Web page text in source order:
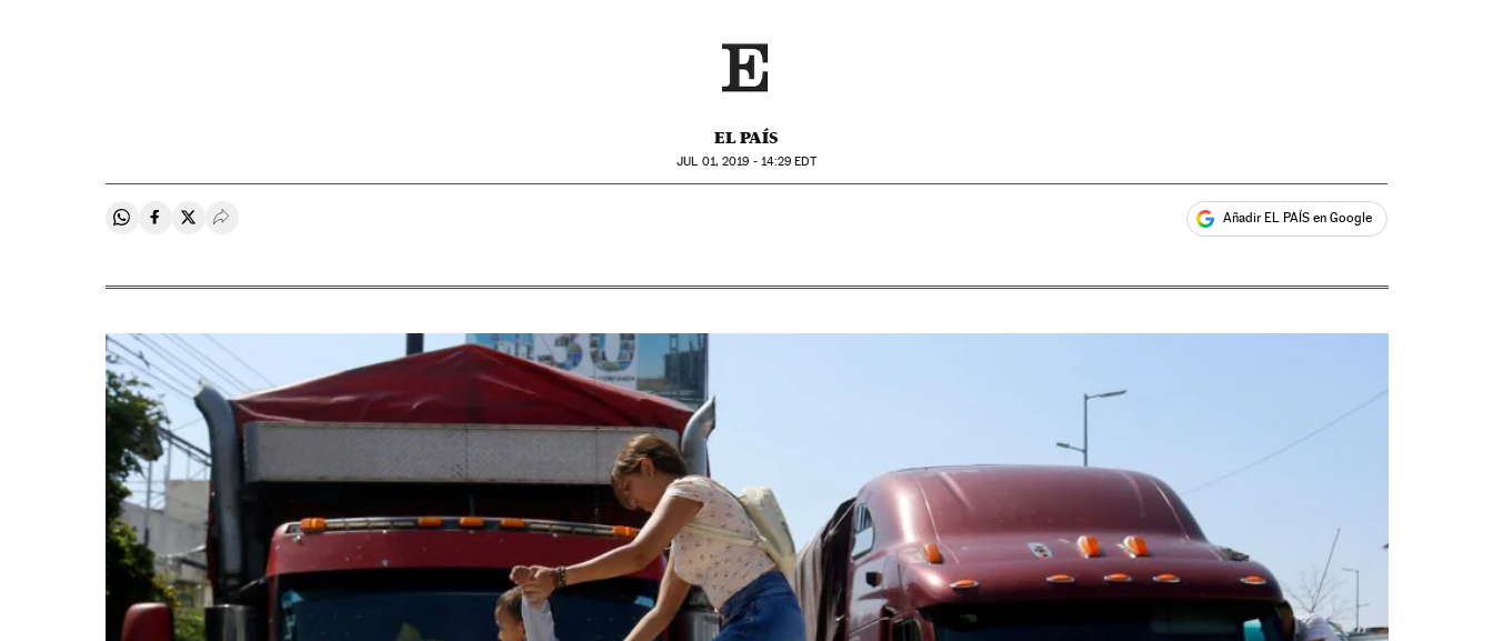
EL PAÍS
JUL 01, 2019 - 14:29 EDT
Compartir en Whatsapp
Compartir en Facebook
Compartir en Twitter
Desplegar Redes Sociales Añadir EL PAÍS en Google